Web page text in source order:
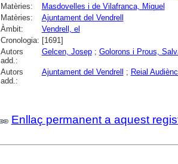
Matèries:
Masdovelles i de Vilafranca, Miquel
Matèries:
Ajuntament del Vendrell
Àmbit:
Vendrell, el
Cronologia: [1691]
Autors
add.:
Gelcen, Josep; Golorons i Prous,
Autors
add.:
Ajuntament del Vendrell ; Reial
Enllaç permanent a aquest